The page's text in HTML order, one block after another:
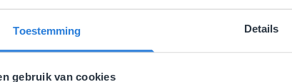
Toestemming Details
gebruik van cookies
begrijpen hoe je geld kunt teruggeven door te
Deze website komt niet
Gezien je locatie, denken we dat je